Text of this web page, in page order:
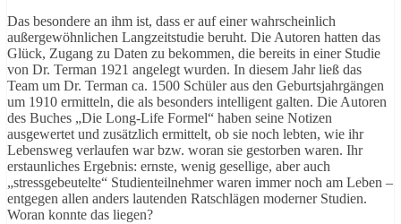
Das besondere an ihm ist, dass er auf einer wahrscheinlich
außergewöhnlichen Langzeitstudie beruht. Die Autoren hatten das
Glück, Zugang zu Daten zu bekommen, die bereits in einer Studie
von Dr. Terman 1921 angelegt wurden. In diesem Jahr ließ das
Team um Dr. Terman ca. 1500 Schüler aus den Geburtsjahrgängen
um 1910 ermitteln, die als besonders intelligent galten. Die Autoren
des Buches „Die Long-Life Formel“ haben seine Notizen
ausgewertet und zusätzlich ermittelt, ob sie noch lebten, wie ihr
Lebensweg verlaufen war bzw. woran sie gestorben waren. Ihr
erstaunliches Ergebnis: ernste, wenig gesellige, aber auch
„stressgebeutelte“ Studienteilnehmer waren immer noch am Leben –
entgegen allen anders lautenden Ratschlägen moderner Studien.
Woran konnte das liegen?